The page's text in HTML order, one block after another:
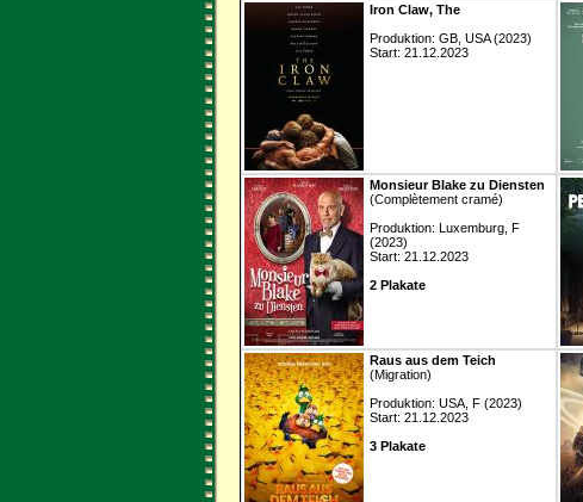
Iron Claw, The
Produktion: GB, USA (2023)
Start: 21.12.2023
Monsieur Blake zu Diensten
(Complètement cramé)
Produktion: Luxemburg, F
(2023)
Start: 21.12.2023
2 Plakate
Raus aus dem Teich
(Migration)
Produktion: USA, F (2023)
Start: 21.12.2023
3 Plakate